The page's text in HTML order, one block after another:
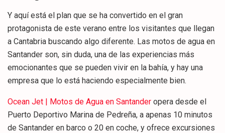
Y aquí está el plan que se ha convertido en el gran
protagonista de este verano entre los visitantes que llegan
a Cantabria buscando algo diferente. Las motos de agua en
Santander son, sin duda, una de las experiencias más
emocionantes que se pueden vivir en la bahía, y hay una
empresa que lo está haciendo especialmente bien.
Ocean Jet | Motos de Agua en Santander opera desde el
Puerto Deportivo Marina de Pedreña, a apenas 10 minutos
de Santander en barco o 20 en coche, y ofrece excursiones